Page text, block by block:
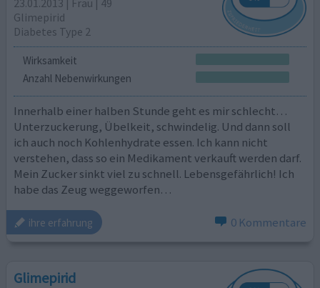
23.01.2013 | Frau | 49
Glimepirid
Diabetes Type 2
Wirksamkeit
Anzahl Nebenwirkungen
Innerhalb einer halben Stunde geht es mir schlecht…
Unterzuckerung, Übelkeit, schwindelig. Und dann soll
ich auch noch Kohlenhydrate essen. Ich kann nicht
verstehen, dass so ein Medikament verkauft werden darf.
Mein Zucker sinkt viel zu schnell. Lebensgefährlich! Ich
habe das Zeug weggeworfen…
ihre erfahrung 0 Kommentare
Glimepirid